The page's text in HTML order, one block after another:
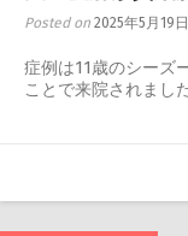
Posted on 2025年5月19日
症例は11歳のシーズ
ことで来院されまし